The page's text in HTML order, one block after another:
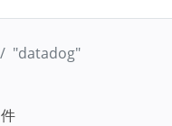
"datadog"
件